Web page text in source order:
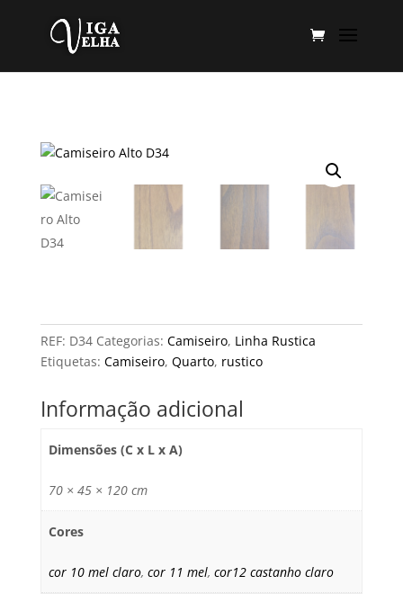
REF: D34 Categorias: Camiseiro, Linha Rustica
Etiquetas: Camiseiro, Quarto, rustico
Informação adicional
Dimensões (C x L x A)
70 × 45 × 120 cm
Cores
cor 10 mel claro, cor 11 mel, cor12 castanho claro